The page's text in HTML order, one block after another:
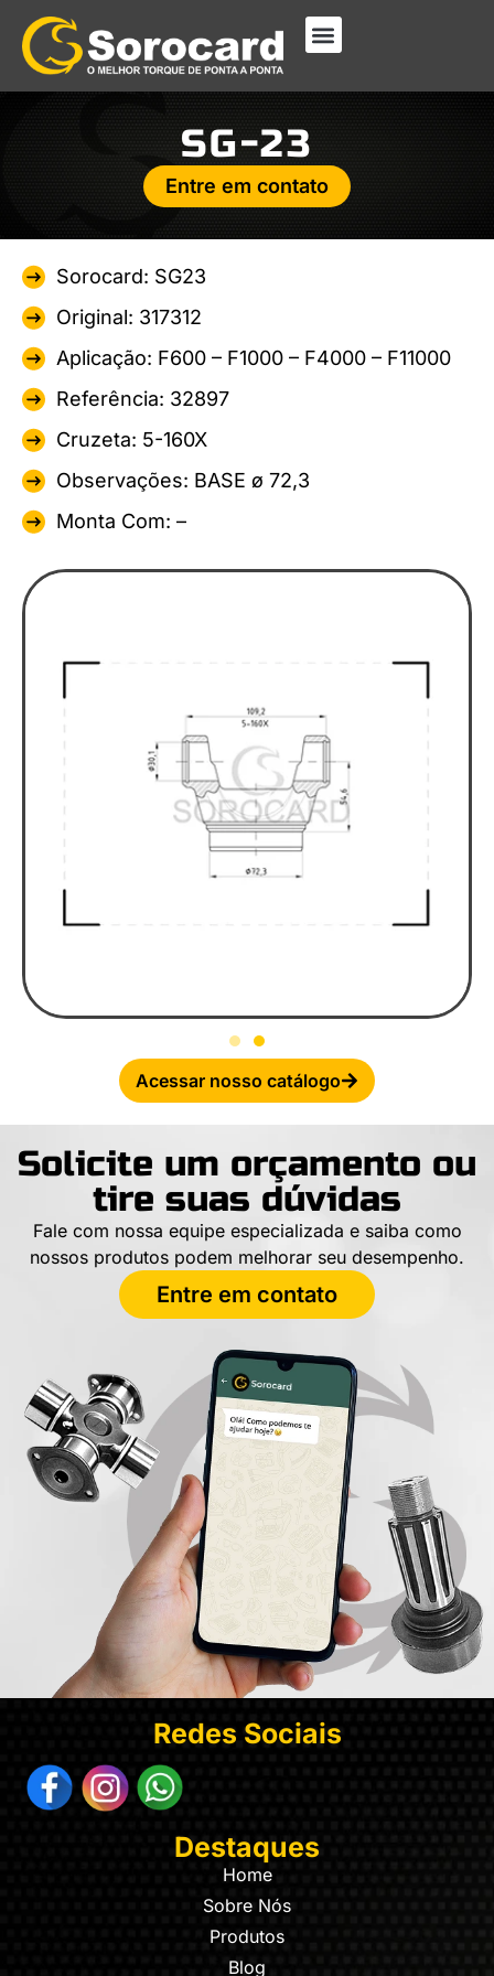
SG-23
Entre em contato
Sorocard: SG23
Original: 317312
Aplicação: F600 – F1000 – F4000 – F11000
Referência: 32897
Cruzeta: 5-160X
Observações: BASE ø 72,3
Monta Com: –
Acessar nosso catálogo
Solicite um orçamento ou
tire suas dúvidas
Fale com nossa equipe especializada e saiba como
nossos produtos podem melhorar seu desempenho.
Entre em contato
Redes Sociais
Destaques
Home
Sobre Nós
Produtos
Blog